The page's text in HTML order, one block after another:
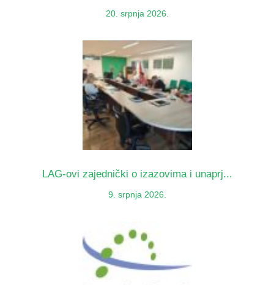
20. srpnja 2026.
LAG-ovi zajednički o izazovima i unaprj...
9. srpnja 2026.